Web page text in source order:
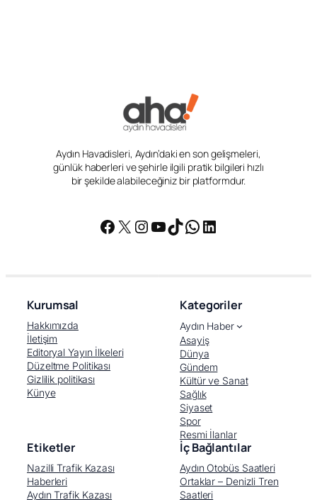
Aydın Havadisleri, Aydın’daki en son gelişmeleri,
günlük haberleri ve şehirle ilgili pratik bilgileri hızlı
bir şekilde alabileceğiniz bir platformdur.
Facebook
X Instagram
YouTube
TikTok
WhatsApp
LinkedIn
Kurumsal
Hakkımızda
İletişim
Editoryal Yayın İlkeleri
Düzeltme Politikası
Gizlilik politikası
Künye
Kategoriler
Aydın Haber
Asayiş
Dünya
Gündem
Kültür ve Sanat
Sağlık
Siyaset
Spor
Resmi İlanlar
Etiketler
Nazilli Trafik Kazası
Haberleri
Aydın Trafik Kazası
İç Bağlantılar
Aydın Otobüs Saatleri
Ortaklar – Denizli Tren
Saatleri